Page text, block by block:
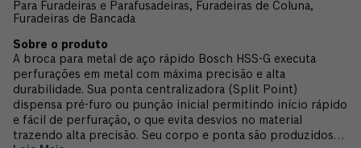
Para Furadeiras e Parafusadeiras, Furadeiras de Coluna,
Furadeiras de Bancada
A broca para metal de aço rápido Bosch HSS-G executa
perfurações em metal com máxima precisão e alta
durabilidade. Sua ponta centralizadora (Split Point)
dispensa pré-furo ou punção inicial permitindo início rápido
e fácil de perfuração, o que evita desvios no material
trazendo alta precisão. Seu corpo e ponta são produzidos